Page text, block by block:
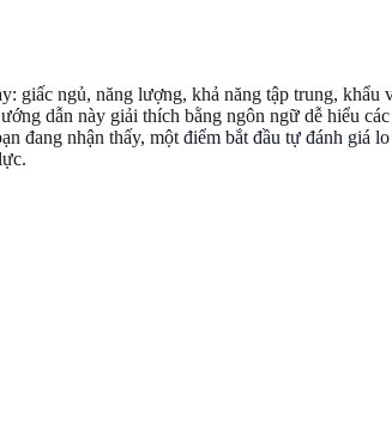
giấc ngủ, năng lượng, khả năng tập trung, khẩu
dẫn này giải thích bằng ngôn ngữ dễ hiểu
đang nhận thấy, một điểm bắt đầu tự đánh giá